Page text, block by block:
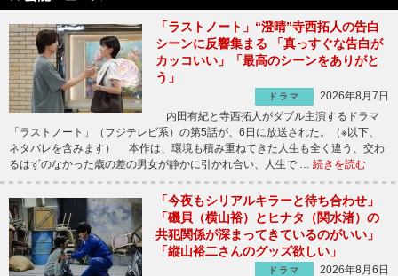
「ラストノート」“澄晴”寺西拓人の告白
シーンに反響集まる 「真っすぐな告白が
カッコいい」「最高のシーンをありがと
う」
ドラマ
2026年8月7日
内田有紀と寺西拓人がダブル主演するドラマ
「ラストノート」（フジテレビ系）の第5話が、6日に放送された。（※以下、
ネタバレを含みます） 本作は、環境も積み重ねてきた人生も全く違う、交わ
るはずのなかった歳の差の男女が静かに引かれ合い、人生で … 続きを読む
「今夜もシリアルキラーと待ち合わせ」
「磯貝（横山裕）とヒナタ（関水渚）の
共犯関係が深まってきているのがいい」
「縦山裕二さんのグッズ欲しい」
ドラマ
2026年8月6日